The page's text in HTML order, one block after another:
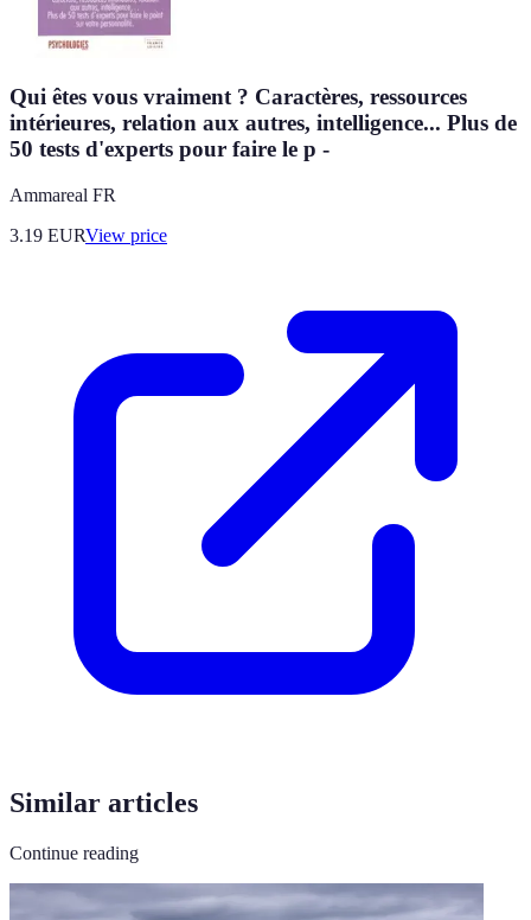
Qui êtes vous vraiment ? Caractères, ressources
intérieures, relation aux autres, intelligence... Plus de
50 tests d'experts pour faire le p -
Ammareal FR
3.19 EURView price
Similar articles
Continue reading